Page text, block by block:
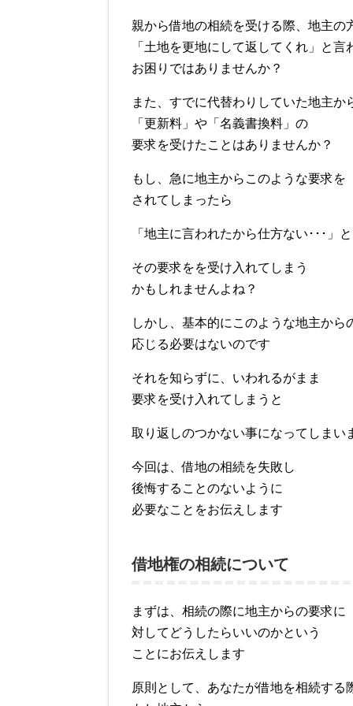
親から借地の相続を受ける際、地主の
「土地を更地にして返してくれ」と言
お困りではありませんか？
また、すでに代替わりしていた地主か
「更新料」や「名義書換料」の
要求を受けたことはありませんか？
もし、急に地主からこのような要求を
されてしまったら
「地主に言われたから仕方ない･･･」と
その要求をを受け入れてしまう
かもしれませんよね？
しかし、基本的にこのような地主から
応じる必要はないのです
それを知らずに、いわれるがまま
要求を受け入れてしまうと
取り返しのつかない事になってしまい
今回は、借地の相続を失敗し
後悔することのないように
必要なことをお伝えします
借地権の相続について
まずは、相続の際に地主からの要求に
対してどうしたらいいのかという
ことにお伝えします
原則として、あなたが借地を相続する